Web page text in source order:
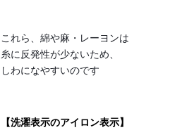
これら、綿や麻・レーヨンは
糸に反発性が少ないため、
しわになやすいのです
【洗濯表示のアイロン表示】